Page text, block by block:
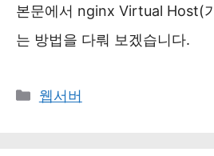
본문에서 nginx Virtual Host(
는 방법을 다뤄 보겠습니다.
카
웹서버